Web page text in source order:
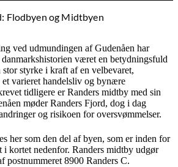
Flodbyen og Midtbyen
ved udmundingen af Gudenåen har
været en betydningsfuld
styrke i kraft af en velbevaret,
varieret handelsliv og bynære
tidligere er Randers midtby med sin
møder Randers Fjord, dog i dag
og risikoen for oversvømmelser.
her som den del af byen, som er inden for
i kortet nedenfor. Randers midtby udgør
postnummeret 8900 Randers C.